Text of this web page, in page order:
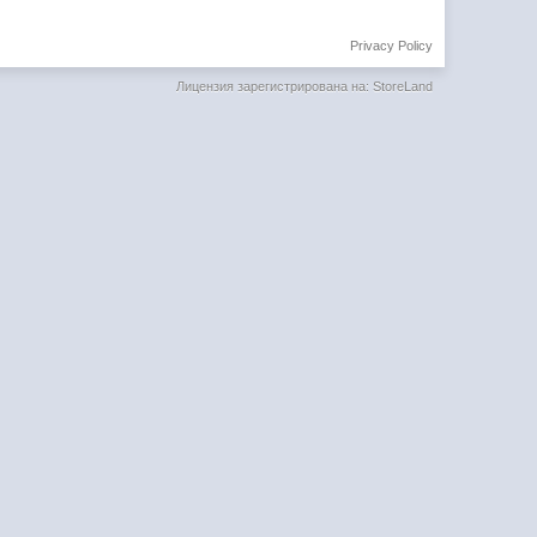
Privacy Policy
Лицензия зарегистрирована на: StoreLand